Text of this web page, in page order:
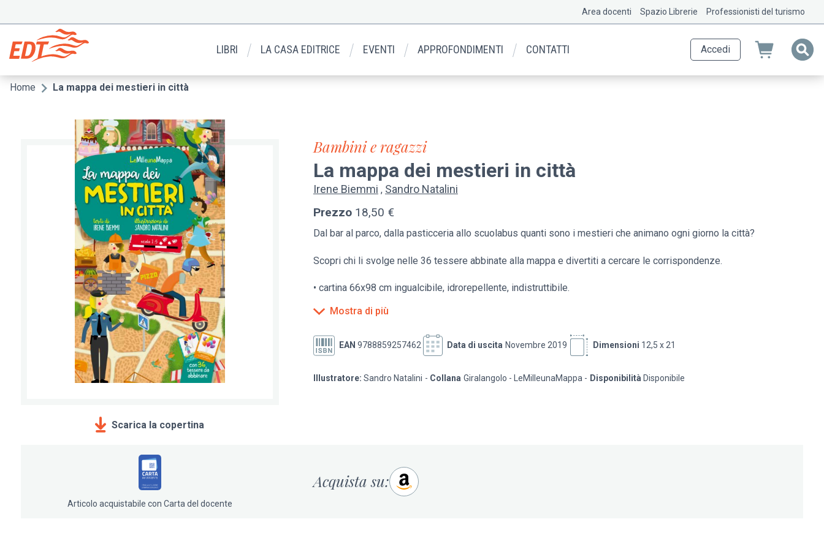
contenuto
principale
Menu
secondario
Area docenti Spazio Librerie Professionisti del turismo
LIBRI LA CASA EDITRICE EVENTI APPROFONDIMENTI CONTATTI Accedi
Briciole
Home La mappa dei mestieri in città
Scarica la copertina
Bambini e ragazzi
La mappa dei mestieri in città
Irene Biemmi Sandro Natalini
Prezzo 18,50 €
Dal bar al parco, dalla pasticceria allo scuolabus quanti sono i mestieri che animano ogni giorno la città?
Scopri chi li svolge nelle 36 tessere abbinate alla mappa e divertiti a cercare le corrispondenze.
• cartina 66x98 cm ingualcibile, idrorepellente, indistruttibile.
Mostra di più
EAN 9788859257462 Data di uscita Novembre 2019 Dimensioni 12,5 x 21
Illustratore: Sandro Natalini Collana Giralangolo - LeMilleunaMappa Disponibilità Disponibile
Acquista su:
Articolo acquistabile con Carta del docente